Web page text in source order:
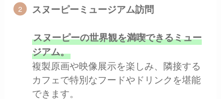
スヌーピーミュージアム訪問
スヌーピーの世界観を満喫できるミュー
ジアム。
複製原画や映像展示を楽しみ、隣接する
カフェで特別なフードやドリンクを堪能
できます。